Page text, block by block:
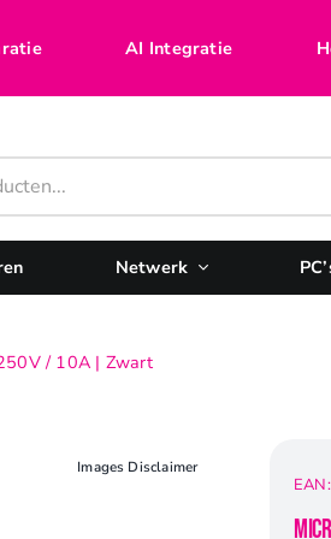
AI Integratie
Netwerk
/ 10A | Zwart
Images Disclaimer